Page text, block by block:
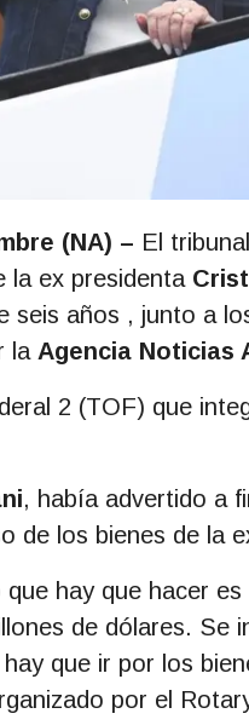
(NA) – El
la ex presidenta
seis años , junto a
la Agencia Noticias
2 (TOF) que
, había advertido a
de los bienes de la
hay que hacer
de dólares. Se
que ir por los
por el